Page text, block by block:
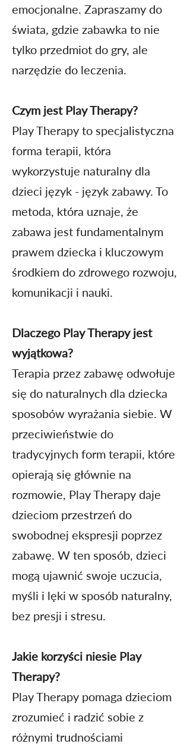
emocjonalne. Zapraszamy do
świata, gdzie zabawka to nie
tylko przedmiot do gry, ale
narzędzie do leczenia.
Czym jest Play Therapy?
Play Therapy to specjalistyczna
forma terapii, która
wykorzystuje naturalny dla
dzieci język - język zabawy. To
metoda, która uznaje, że
zabawa jest fundamentalnym
prawem dziecka i kluczowym
środkiem do zdrowego rozwoju,
komunikacji i nauki.
Dlaczego Play Therapy jest
wyjątkowa?
Terapia przez zabawę odwołuje
się do naturalnych dla dziecka
sposobów wyrażania siebie. W
przeciwieństwie do
tradycyjnych form terapii, które
opierają się głównie na
rozmowie, Play Therapy daje
dzieciom przestrzeń do
swobodnej ekspresji poprzez
zabawę. W ten sposób, dzieci
mogą ujawnić swoje uczucia,
myśli i lęki w sposób naturalny,
bez presji i stresu.
Jakie korzyści niesie Play
Therapy?
Play Therapy pomaga dzieciom
zrozumieć i radzić sobie z
różnymi trudnościami